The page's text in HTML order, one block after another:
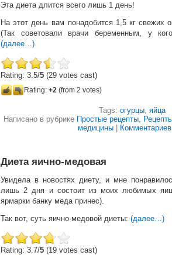
Эта диета длится всего лишь 1 день!
На этот день вам понадобится 1,5 кг свежих
(Так советовали врачи беременным, у
(далее…)
Rating: 3.5/5 (29 votes cast)
Rating: +2 (from 2 votes)
Tags: огурцы, яйца
Написано в рубрике Простые рецепты,
медицины
Диета яично-медовая
Увидела в новостях диету, и мне
лишь 2 дня и состоит из моих любимых
ярмарки банку меда принес).
Так вот, суть яично-медовой диеты: (далее…)
Rating: 3.7/5 (19 votes cast)